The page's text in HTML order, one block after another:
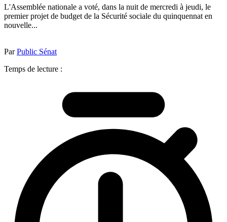
L'Assemblée nationale a voté, dans la nuit de mercredi à jeudi, le
premier projet de budget de la Sécurité sociale du quinquennat en
nouvelle...
ParPublic Sénat
Temps de lecture :